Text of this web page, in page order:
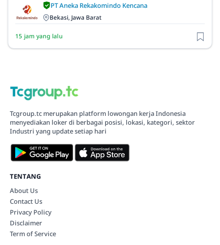
PT Aneka Rekakomindo Kencana
Bekasi, Jawa Barat
15 jam yang lalu
Tcgroup.tc merupakan platform lowongan kerja Indonesia
menyediakan loker di berbagai posisi, lokasi, kategori, sektor
Industri yang update setiap hari
TENTANG
About Us
Contact Us
Privacy Policy
Disclaimer
Term of Service